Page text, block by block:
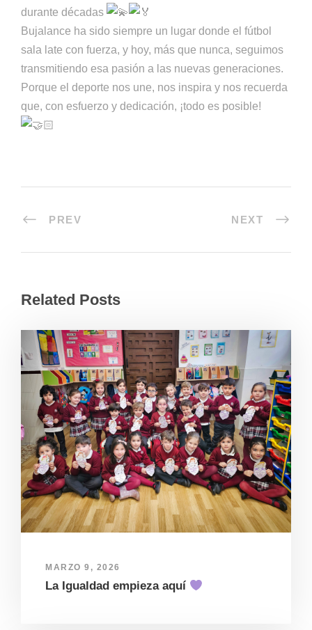
durante décadas
Bujalance ha sido siempre un lugar donde el fútbol
sala late con fuerza, y hoy, más que nunca, seguimos
transmitiendo esa pasión a las nuevas generaciones.
Porque el deporte nos une, nos inspira y nos recuerda
que, con esfuerzo y dedicación, ¡todo es posible!
PREV NEXT
Related Posts
MARZO 9, 2026
La Igualdad empieza aquí